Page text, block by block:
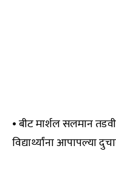
• बीट मार्शल सलमान
विद्यार्थ्यांना आपापल्या